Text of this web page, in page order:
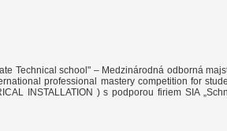
Technical school" – Medzinárodná odborná
professional mastery competition for
INSTALLATION ) s podporou firiem SIA